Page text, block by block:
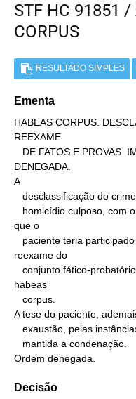
STF HC 91851 /
CORPUS
RESULTADO SIMPLES
Ementa
HABEAS CORPUS.
REEXAME
DENEGADA.
A
que o
reexame do
habeas
A tese do paciente,
Ordem denegada.
Decisão